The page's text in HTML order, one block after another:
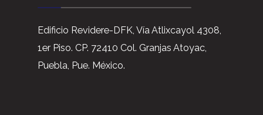
Edificio Revidere-DFK, Vía Atlixcayol 4308,
1er Piso. CP. 72410 Col. Granjas Atoyac,
Puebla, Pue. México.